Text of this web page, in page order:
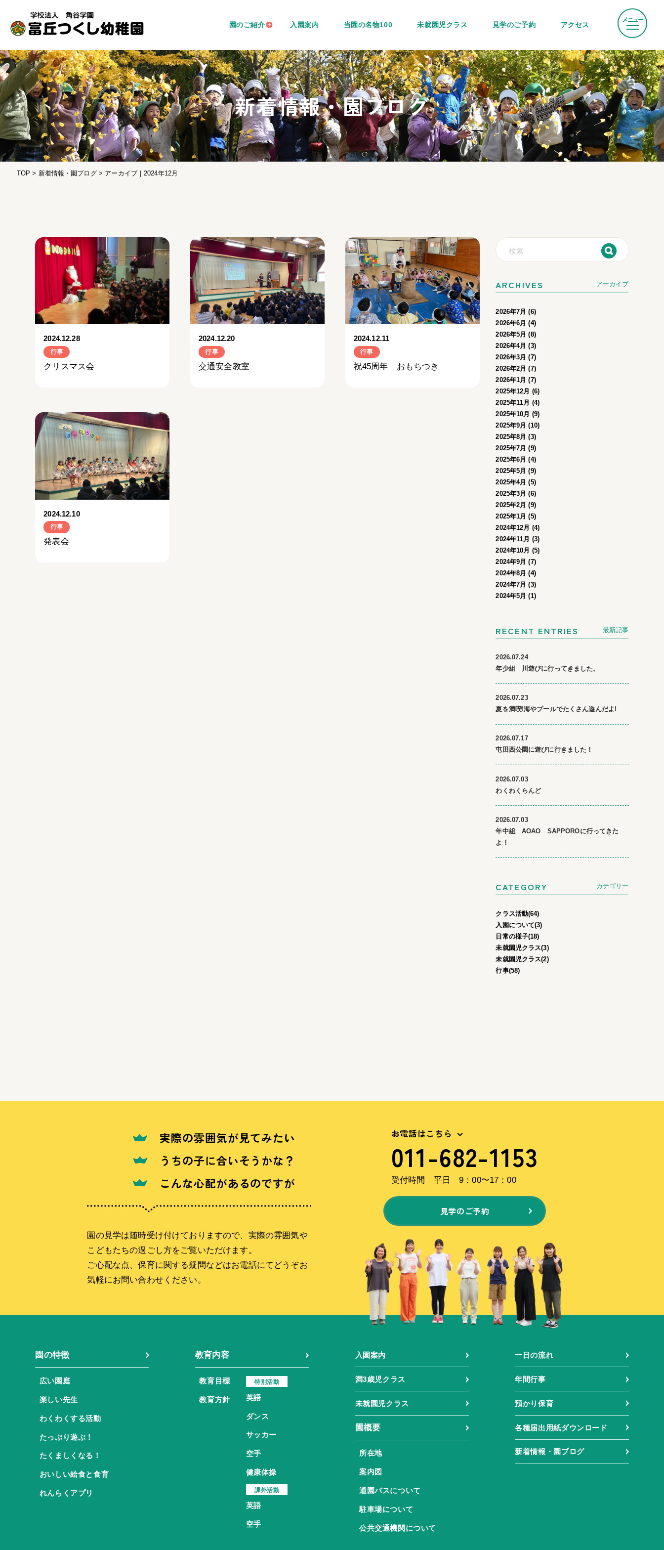
園のご紹介 入園案内 当園の名物100 未就園児クラス 見学のご予約 アクセス
メニュー
新着情報・園ブログ
TOP 新着情報・園ブログ アーカイブ｜2024年12月
2024.12.28
行事
クリスマス会
2024.12.20
行事
交通安全教室
2024.12.11
行事
祝45周年 おもちつき
2024.12.10
行事
発表会
ARCHIVES アーカイブ
2026年7月 (6)
2026年6月 (4)
2026年5月 (8)
2026年4月 (3)
2026年3月 (7)
2026年2月 (7)
2026年1月 (7)
2025年12月 (6)
2025年11月 (4)
2025年10月 (9)
2025年9月 (10)
2025年8月 (3)
2025年7月 (9)
2025年6月 (4)
2025年5月 (9)
2025年4月 (5)
2025年3月 (6)
2025年2月 (9)
2025年1月 (5)
2024年12月 (4)
2024年11月 (3)
2024年10月 (5)
2024年9月 (7)
2024年8月 (4)
2024年7月 (3)
2024年5月 (1)
RECENT ENTRIES 最新記事
2026.07.24
年少組 川遊びに行ってきました。
2026.07.23
夏を満喫!海やプールでたくさん遊んだよ!
2026.07.17
屯田西公園に遊びに行きました！
2026.07.03
わくわくらんど
2026.07.03
年中組 AOAO SAPPOROに行ってきた
よ！
CATEGORY カテゴリー
クラス活動(64)
入園について(3)
日常の様子(18)
未就園児クラス(3)
未就園児クラス(2)
行事(58)
実際の雰囲気が見てみたい
うちの子に合いそうかな？
こんな心配があるのですが
園の見学は随時受け付けておりますので、実際の雰囲気や
こどもたちの過ごし方をご覧いただけます。
ご心配な点、保育に関する疑問などはお電話にてどうぞお
気軽にお問い合わせください。
お電話はこちら
011-682-1153
受付時間 平日 9：00〜17：00
見学のご予約
園の特徴
広い園庭
楽しい先生
わくわくする活動
たっぷり遊ぶ！
たくましくなる！
おいしい給食と食育
れんらくアプリ
教育内容
教育目標
教育方針
特別活動
英語
ダンス
サッカー
空手
健康体操
課外活動
英語
空手
入園案内
満3歳児クラス
未就園児クラス
園概要
所在地
案内図
通園バスについて
駐車場について
公共交通機関について
一日の流れ
年間行事
預かり保育
各種届出用紙ダウンロード
新着情報・園ブログ